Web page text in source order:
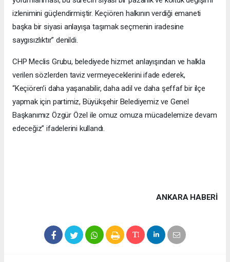
izlenimini güçlendirmiştir. Keçiören halkının verdiği emaneti
başka bir siyasi anlayışa taşımak seçmenin iradesine
saygısızlıktır” denildi.
CHP Meclis Grubu, belediyede hizmet anlayışından ve halkla
verilen sözlerden taviz vermeyeceklerini ifade ederek,
“Keçiören’i daha yaşanabilir, daha adil ve daha şeffaf bir ilçe
yapmak için partimiz, Büyükşehir Belediyemiz ve Genel
Başkanımız Özgür Özel ile omuz omuza mücadelemize devam
edeceğiz” ifadelerini kullandı.
ANKARA HABERİ